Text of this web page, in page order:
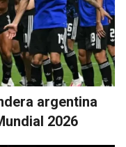
argentina
2026